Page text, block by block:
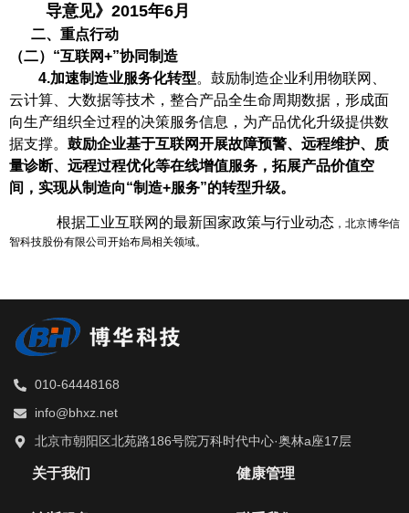
导意见》2015年6月
二、重点行动
（二）“互联网+”协同制造
4.加速制造业服务化转型。鼓励制造企业利用物联网、
云计算、大数据等技术，整合产品全生命周期数据，形成面
向生产组织全过程的决策服务信息，为产品优化升级提供数
据支撑。 鼓励企业基于互联网开展故障预警、远程维护、质
量诊断、远程过程优化等在线增值服务，拓展产品价值空
间，实现从制造向“制造+服务”的转型升级。
根据工业互联网的最新国家政策与行业动态 ，北京博华信
智科技股份有限公司开始布局相关领域。
010-64448168
info@bhxz.net
北京市朝阳区北苑路186号院万科时代中心·奥林a座17层
关于我们 健康管理